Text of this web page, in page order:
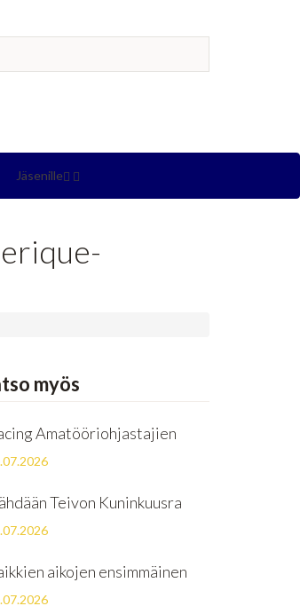
Jäsenille
myös
Amatööriohjastajien
Teivon Kuninkuusra
aikojen ensimmäinen